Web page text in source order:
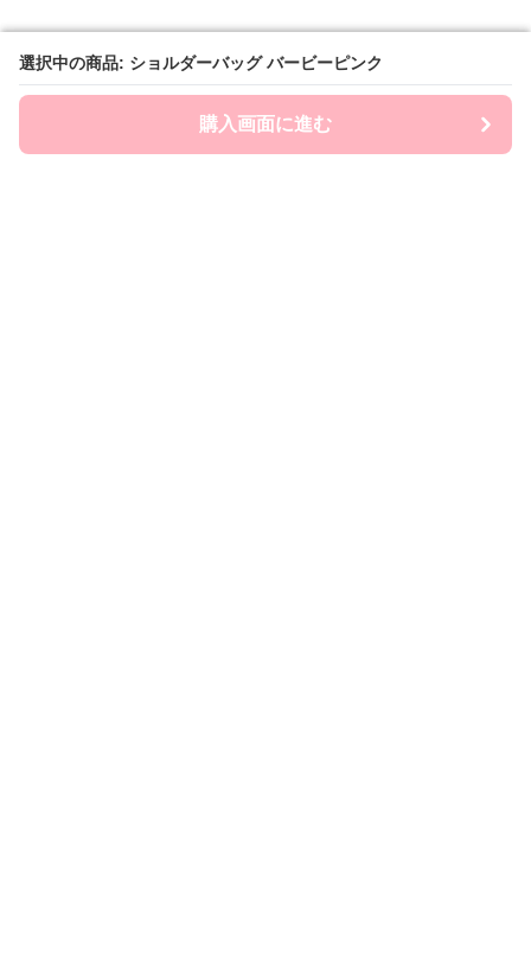
選択中の商品: ショルダーバッグ バービーピンク
購入画面に進む
選択中の商品: ショルダーバッグ バービーピンク
購入画面に進む